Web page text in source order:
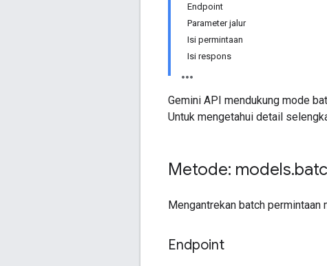
Endpoint
Parameter jalur
Isi permintaan
Isi respons
Gemini API mendukung mode
Untuk mengetahui detail
Metode: models.
Mengantrekan batch
Endpoint